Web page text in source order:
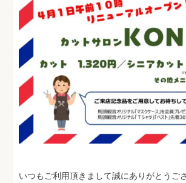
いつもご利用頂きまして誠にありがとうご